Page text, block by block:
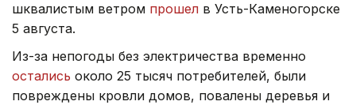
шквалистым ветром прошел в Усть-Каменогорске
5 августа.
Из-за непогоды без электричества временно
остались около 25 тысяч потребителей, были
повреждены кровли домов, повалены деревья и